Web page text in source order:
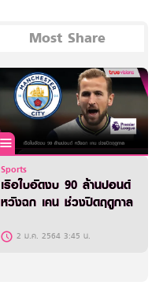
Most Share
Sports
เรือใบอัดงบ 90 ล้านปอนด์
หวังฉก เคน ช่วงปิดฤดูกาล
2 ม.ค. 2564 3:45 น.